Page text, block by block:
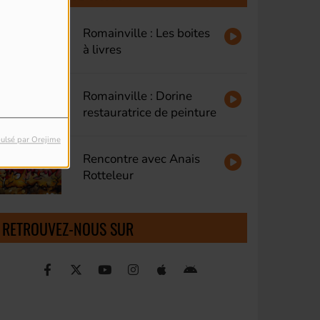
par Orejime
Romainville : Les boites
à livres
Romainville : Dorine
restauratrice de peinture
Rencontre avec Anais
Rotteleur
RETROUVEZ-NOUS SUR